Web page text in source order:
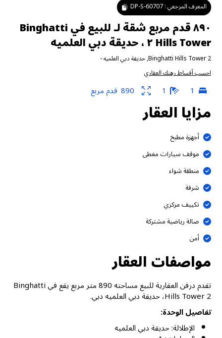
المعرف المرجعي :DP-S-60707
٨٩٠ قدم مربع شقة لـ للبيع في Binghatti
Hills Tower ٢ ، حديقة دبي العلميه
Binghatti Hills Tower 2
,حديقة دبي العلميه-
احسب أقساط رهنك العقاري
1
1
890 قدم مربع
مزايا العقار
أجهزة مطبخ
موقف سيارات مغطى
منطقة شواء
شرفة
تكييف مركزي
صالة رياضية مشتركة
أمن
مواصفات العقار
تقدم درفن العقارية للبيع مساحته 890 متر مربع يقع في Binghatti
Hills Tower 2، حديقة دبي العلميه دبي.
تفاصيل الوحدة:
الإطلالة: حديقة دبي العلميه